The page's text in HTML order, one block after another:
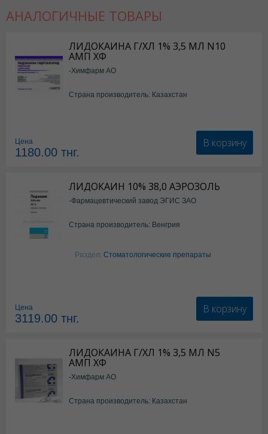
Лидокаин в Астане Лидокаин в Уральске
АНАЛОГИЧНЫЕ ТОВАРЫ
ЛИДОКАИНА Г/ХЛ 1% 3,5 МЛ N10
АМП ХФ
-Химфарм АО
Страна производитель: Казахстан
Цена
1180.00 тнг.
В корзину
ЛИДОКАИН 10% 38,0 АЭРОЗОЛЬ
-Фармацевтический завод ЭГИС ЗАО
Страна производитель: Венгрия
Раздел: Стоматологические препараты
Цена
3119.00 тнг.
В корзину
ЛИДОКАИНА Г/ХЛ 1% 3,5 МЛ N5
АМП ХФ
-Химфарм АО
Страна производитель: Казахстан